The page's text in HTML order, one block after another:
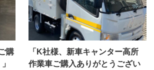
購
「K社様、新車キャンター高所
作業車ご購入ありがとうござい